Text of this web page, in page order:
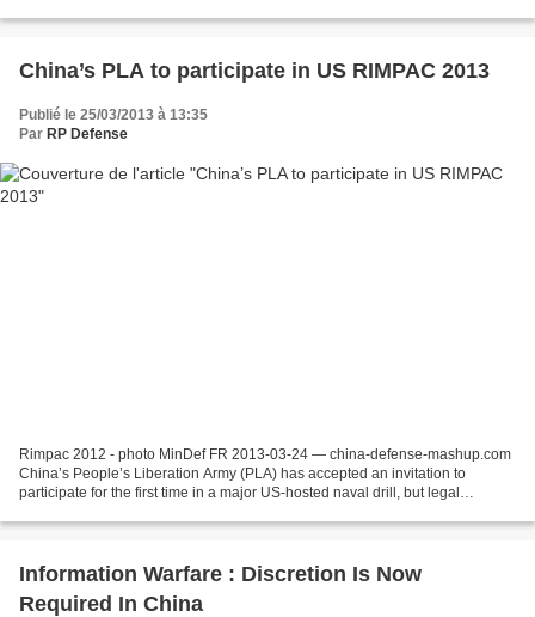
China’s PLA to participate in US RIMPAC 2013
Publié le 25/03/2013 à 13:35
Par RP Defense
Rimpac 2012 - photo MinDef FR 2013-03-24 — china-defense-mashup.com
China’s People’s Liberation Army (PLA) has accepted an invitation to
participate for the first time in a major US-hosted naval drill, but legal
Information Warfare : Discretion Is Now
Required In China